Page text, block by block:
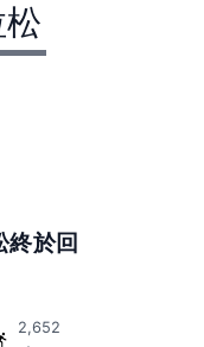
終於回
2,652